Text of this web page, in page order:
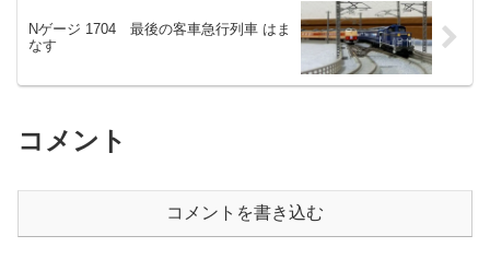
Nゲージ 1704 最後の客車急行列車 はま
なす
コメント
コメントを書き込む